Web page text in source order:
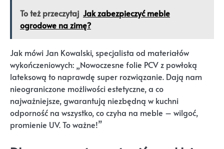
To też przeczytaj Jak zabezpieczyć meble
ogrodowe na zimę?
Jak mówi Jan Kowalski, specjalista od materiałów
wykończeniowych: „Nowoczesne folie PCV z powłoką
lateksową to naprawdę super rozwiązanie. Dają nam
nieograniczone możliwości estetyczne, a co
najważniejsze, gwarantują niezbędną w kuchni
odporność na wszystko, co czyha na meble – wilgoć,
promienie UV. To ważne!”